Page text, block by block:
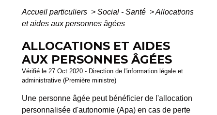
Accueil particuliers > Social - Santé >Allocations
et aides aux personnes âgées
ALLOCATIONS ET AIDES
AUX PERSONNES ÂGÉES
Vérifié le 27 Oct 2020 - Direction de l'information légale et
administrative (Première ministre)
Une personne âgée peut bénéficier de l'allocation
personnalisée d'autonomie (Apa) en cas de perte